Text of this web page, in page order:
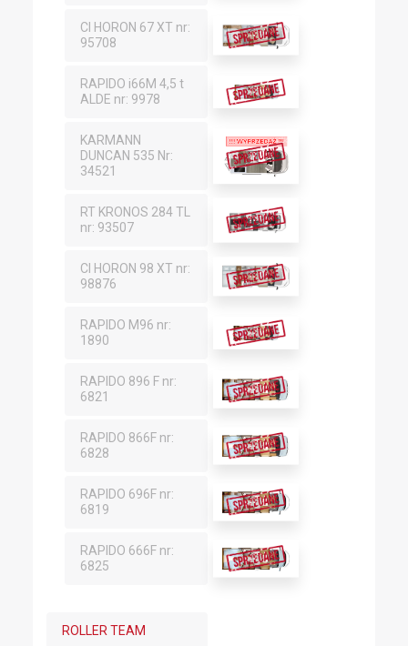
CI HORON 67 XT nr:
95708
RAPIDO i66M 4,5 t
ALDE nr: 9978
KARMANN
DUNCAN 535 Nr:
34521
RT KRONOS 284 TL
nr: 93507
CI HORON 98 XT nr:
98876
RAPIDO M96 nr:
1890
RAPIDO 896 F nr:
6821
RAPIDO 866F nr:
6828
RAPIDO 696F nr:
6819
RAPIDO 666F nr:
6825
ROLLER TEAM